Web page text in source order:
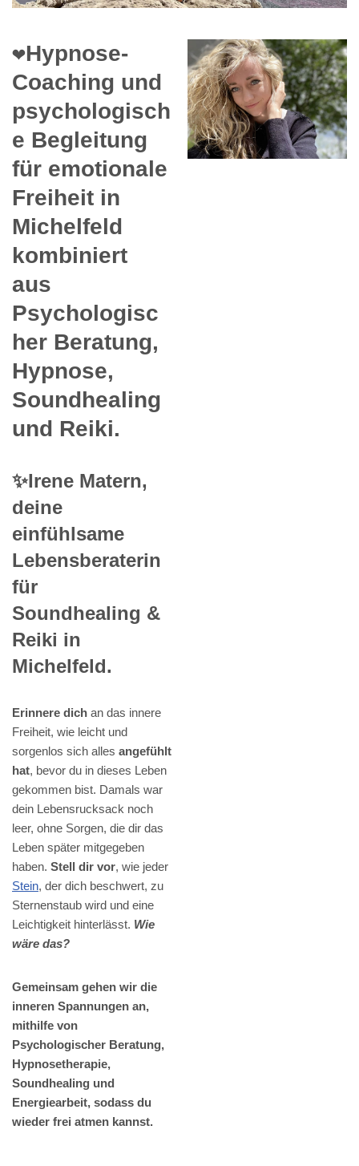
❤️Hypnose-
Coaching und
psychologisch
e Begleitung
für emotionale
Freiheit in
Michelfeld
kombiniert
aus
Psychologisc
her Beratung,
Hypnose,
Soundhealing
und Reiki.
✨Irene Matern,
deine
einfühlsame
Lebensberaterin
für
Soundhealing &
Reiki in
Michelfeld.
Erinnere dich an das innere
Freiheit, wie leicht und
sorgenlos sich alles angefühlt
hat, bevor du in dieses Leben
gekommen bist. Damals war
dein Lebensrucksack noch
leer, ohne Sorgen, die dir das
Leben später mitgegeben
haben. Stell dir vor, wie jeder
Stein, der dich beschwert, zu
Sternenstaub wird und eine
Leichtigkeit hinterlässt. Wie
wäre das?
Gemeinsam gehen wir die
inneren Spannungen an,
mithilfe von
Psychologischer Beratung,
Hypnosetherapie,
Soundhealing und
Energiearbeit, sodass du
wieder frei atmen kannst.